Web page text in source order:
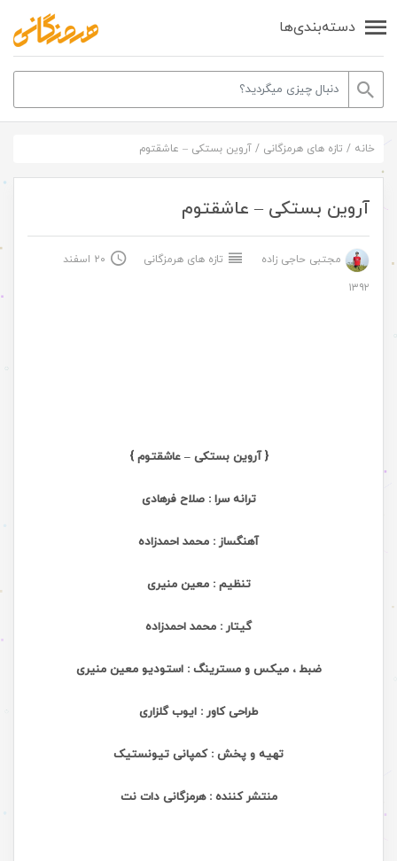
دسته‌بندی‌ها
خانه / تازه های هرمزگانی / آروین بستکی – عاشقتوم
آروین بستکی – عاشقتوم
مجتبی حاجی زاده تازه های هرمزگانی
۲۰ اسفند
۱۳۹۲
{ آروین بستکی – عاشقتوم }
ترانه سرا :صلاح فرهادی
آهنگساز : محمد احمدزاده
تنظیم :معین منیری
گیتار : محمد احمدزاده
ضبط ، میکس و مسترینگ :استودیو معین منیری
طراحی کاور : ایوب گلزاری
تهیه و پخش :کمپانی تیونستیک
منتشر کننده :هرمزگانی دات نت